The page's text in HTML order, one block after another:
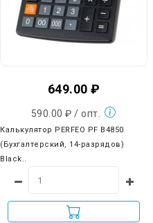
649.00 ₽
590.00 ₽ / опт.
Калькулятор PERFEO PF B4850
(Бухгалтерский, 14-разрядов)
Black..